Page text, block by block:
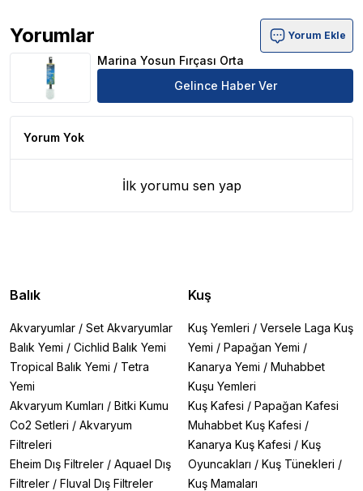
Yorumlar
Marina Yosun Fırçası Orta Ürün Yorumları
Yorum Ekle
Marina Yosun Fırçası Orta
Gelince Haber Ver
Yorum Yok
İlk yorumu sen yap
Balık
Akvaryumlar / Set Akvaryumlar
Balık Yemi / Cichlid Balık Yemi
Tropical Balık Yemi / Tetra
Yemi
Akvaryum Kumları / Bitki Kumu
Co2 Setleri / Akvaryum
Filtreleri
Eheim Dış Filtreler / Aquael Dış
Filtreler / Fluval Dış Filtreler
Kuş
Kuş Yemleri / Versele Laga Kuş
Yemi / Papağan Yemi /
Kanarya Yemi / Muhabbet
Kuşu Yemleri
Kuş Kafesi / Papağan Kafesi
Muhabbet Kuş Kafesi /
Kanarya Kuş Kafesi / Kuş
Oyuncakları / Kuş Tünekleri /
Kuş Mamaları